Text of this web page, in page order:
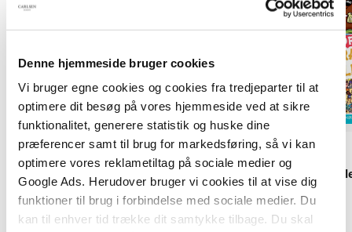
Denne hjemmeside bruger cookies
Vi bruger egne cookies og cookies fra tredjeparter til at
optimere dit besøg på vores hjemmeside ved at sikre
funktionalitet, generere statistik og huske dine
præferencer samt til brug for markedsføring, så vi kan
optimere vores reklametiltag på sociale medier og
Google Ads. Herudover bruger vi cookies til at vise dig
funktioner til brug i forbindelse med sociale medier. Du
kan til enhver tid trække dit samtykke tilbage. Du skal
Klammehæftet
Paw Patrol aktivitetsbog med
klistermærker (kolli 6)
Hardcover
Hvor er
.